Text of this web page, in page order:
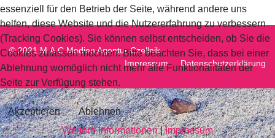
© 2021 M.A.C Medien Agentur Czellnik
Impressum
Datenschutzerklärung
essenziell für den Betrieb der Seite, während andere uns
helfen, diese Website und die Nutzererfahrung zu verbessern
(Tracking Cookies). Sie können selbst entscheiden, ob Sie die
Cookies zulassen möchten. Bitte beachten Sie, dass bei einer
Ablehnung womöglich nicht mehr alle Funktionalitäten der
Seite zur Verfügung stehen.
Akzeptieren
Ablehnen
Weitere Informationen|Impressum